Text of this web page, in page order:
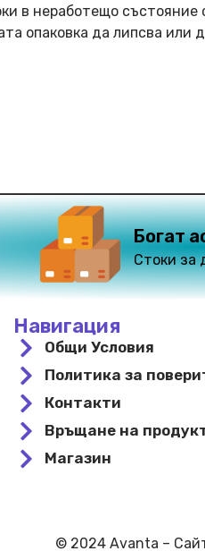
в неработещо
опаковка да липсва
Богат
Стоки за
Навигация
Общи Условия
Политика за
Контакти
Връщане на
Магазин
© 2024 Avanta –